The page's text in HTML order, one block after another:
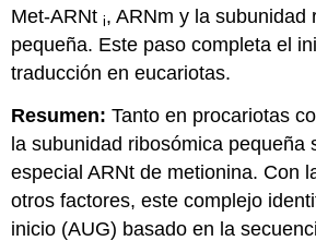
Met-ARNti, ARNm y la subunidad
pequeña. Este paso completa el
traducción en eucariotas.
Resumen: Tanto en procariotas
la subunidad ribosómica pequeña
especial ARNt de metionina. Con
otros factores, este complejo
inicio (AUG) basado en la